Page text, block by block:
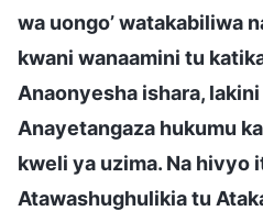
wa uongo’ watakabiliwa
kwani wanaamini tu
Anaonyesha ishara,
Anayetangaza hukumu
kweli ya uzima. Na hivyo
Atawashughulikia tu